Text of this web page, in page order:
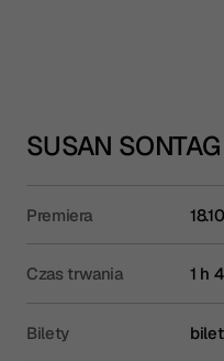
SUSAN SONTAG
Premiera
Czas trwania 1 h
Bilety